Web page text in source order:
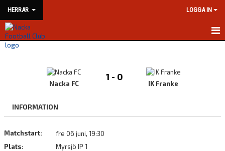
HERRAR LOGGA IN
HEM
MATCHER
TRUPPEN
Nacka FC
1 - 0
IK Franke
INFORMATION
Matchstart:
fre 06 juni, 19:30
Plats:
Myrsjö IP 1